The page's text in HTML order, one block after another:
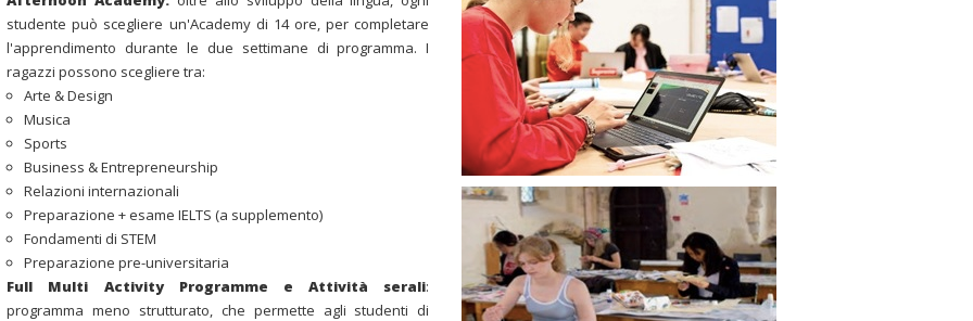
studente può scegliere un'Academy di 14 ore, per completare
l'apprendimento durante le due settimane di programma. I
ragazzi possono scegliere tra:
Arte & Design
Musica
Sports
Business & Entrepreneurship
Relazioni internazionali
Preparazione + esame IELTS (a supplemento)
Fondamenti di STEM
Preparazione pre-universitaria
Full Multi Activity Programme e Attività serali:
programma meno strutturato, che permette agli studenti di